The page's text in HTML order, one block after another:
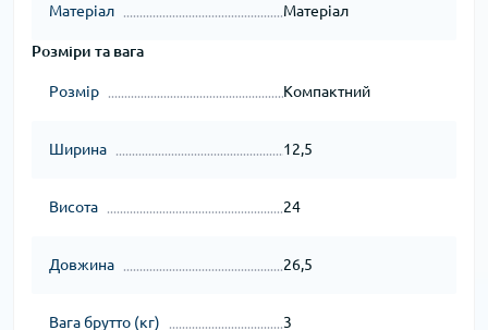
Матеріал Матеріал
Розміри та вага
Розмір Компактний
Ширина 12,5
Висота 24
Довжина 26,5
Вага брутто (кг) 3